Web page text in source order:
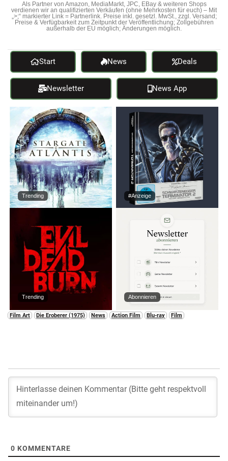
Als Partner von Amazon, MediaMarkt, JPC, EBay & weiteren Shops
verdienen wir an qualifizierten Verkäufen (ohne Mehrkosten für euch) – Mit
„>;“ markierter Link = Partnerlink. Preise inkl. gesetzl. MwSt., zzgl. Versand;
Preise & Verfügbarkeit zum Zeitpunkt der Veröffentlichung; Zollgebühren
außerhalb der EU möglich; Änderungen möglich.
Start News Deals
Newsletter News App
Trending #Anzeige
Trending Abonnieren
Film Art Die Eroberer (1975) News Action Film Blu-ray Film
0 KOMMENTARE